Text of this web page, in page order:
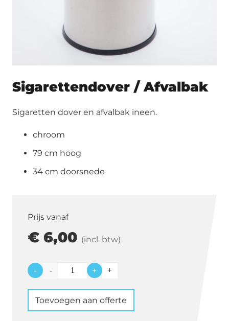
Sigarettendover / Afvalbak
Sigaretten dover en afvalbak ineen.
chroom
79 cm hoog
34 cm doorsnede
Prijs vanaf
€ 6,00 (incl. btw)
-
Sigarettendover
/
Afvalbak
+
Toevoegen aan offerte